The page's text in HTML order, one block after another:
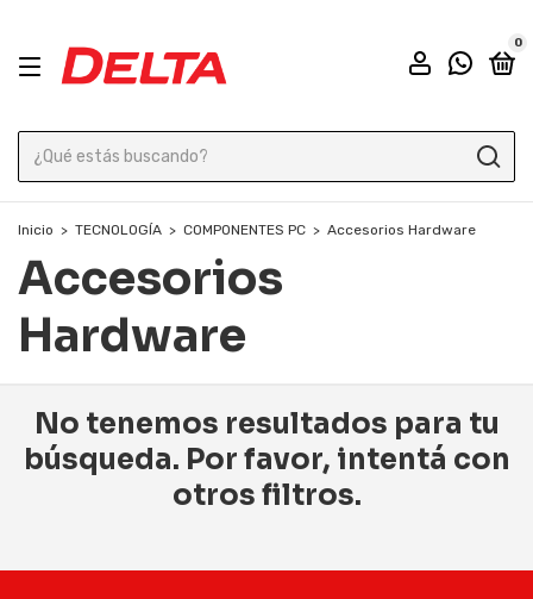
0
Inicio > TECNOLOGÍA > COMPONENTES PC > Accesorios Hardware
Accesorios
Hardware
No tenemos resultados para tu
búsqueda. Por favor, intentá con
otros filtros.